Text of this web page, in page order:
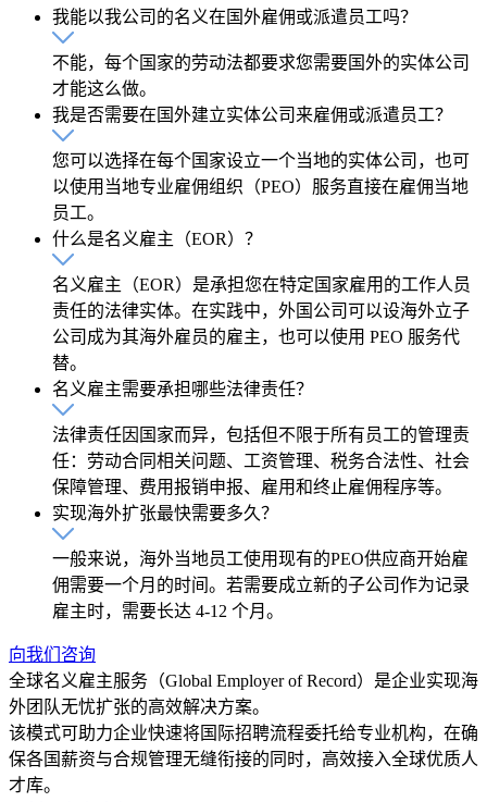
我能以我公司的名义在国外雇佣或派遣员工吗？
不能，每个国家的劳动法都要求您需要国外的实体公司
才能这么做。
我是否需要在国外建立实体公司来雇佣或派遣员工？
您可以选择在每个国家设立一个当地的实体公司，也可
以使用当地专业雇佣组织（PEO）服务直接在雇佣当地
员工。
什么是名义雇主（EOR）？
名义雇主（EOR）是承担您在特定国家雇用的工作人员
责任的法律实体。在实践中，外国公司可以设海外立子
公司成为其海外雇员的雇主，也可以使用 PEO 服务代
替。
名义雇主需要承担哪些法律责任？
法律责任因国家而异，包括但不限于所有员工的管理责
任：劳动合同相关问题、工资管理、税务合法性、社会
保障管理、费用报销申报、雇用和终止雇佣程序等。
实现海外扩张最快需要多久？
一般来说，海外当地员工使用现有的PEO供应商开始雇
佣需要一个月的时间。若需要成立新的子公司作为记录
雇主时，需要长达 4-12 个月。
向我们咨询
全球名义雇主服务（Global Employer of Record）是企业实现海
外团队无忧扩张的高效解决方案。
该模式可助力企业快速将国际招聘流程委托给专业机构，在确
保各国薪资与合规管理无缝衔接的同时，高效接入全球优质人
才库。